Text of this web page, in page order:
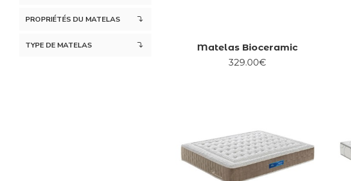
PROPRIÉTÉS DU MATELAS
TYPE DE MATELAS
Matelas Bioceramic
329.00€